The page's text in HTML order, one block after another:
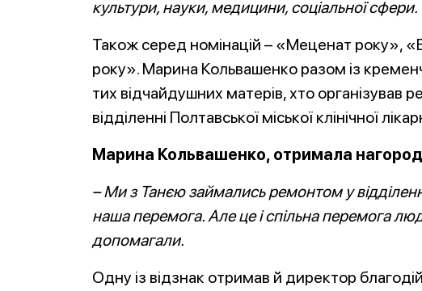
культури, науки, медицини, соціальної сфери.
Також серед номінацій – «Меценат року»,
року». Марина Кольвашенко разом із
тих відчайдушних матерів, хто організував
відділенні Полтавської міської клінічної
Марина Кольвашенко, отримала
– Ми з Танєю займались ремонтом у
наша перемога. Але це і спільна перемога
допомагали.
Одну із відзнак отримав й директор